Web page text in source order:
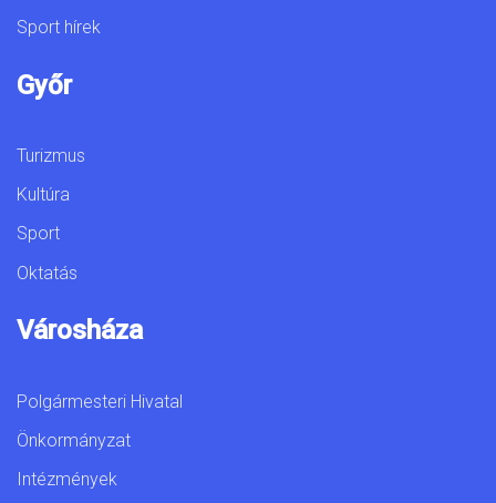
Sport hírek
Győr
Turizmus
Kultúra
Sport
Oktatás
Városháza
Polgármesteri Hivatal
Önkormányzat
Intézmények